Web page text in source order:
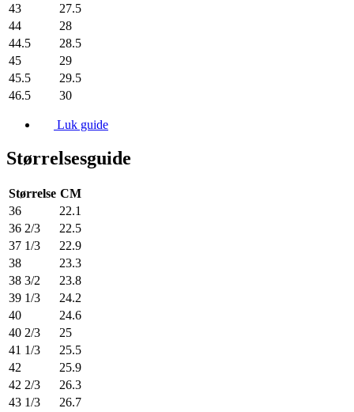
43
27.5
44
28
44.5
28.5
45
29
45.5
29.5
46.5
30
Luk guide
Størrelsesguide
Størrelse CM
36
22.1
36 2/3
22.5
37 1/3
22.9
38
23.3
38 3/2
23.8
39 1/3
24.2
40
24.6
40 2/3
25
41 1/3
25.5
42
25.9
42 2/3
26.3
43 1/3
26.7